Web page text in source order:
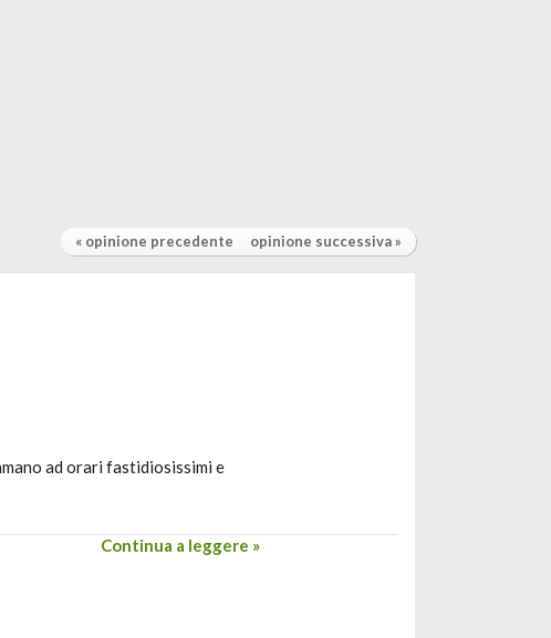
« opinione precedente opinione successiva »
ad orari fastidiosissimi e
Continua a leggere »